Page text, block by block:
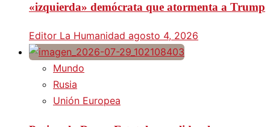
«izquierda» demócrata que atormenta a Trump
Editor La Humanidad agosto 4, 2026
Mundo
Rusia
Unión Europea